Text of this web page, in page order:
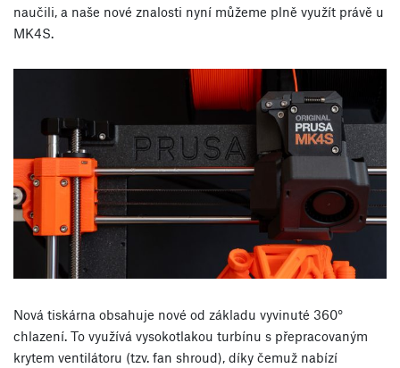
naučili, a naše nové znalosti nyní můžeme plně využít právě u
MK4S.
Nová tiskárna obsahuje nové od základu vyvinuté 360°
chlazení. To využívá vysokotlakou turbínu s přepracovaným
krytem ventilátoru (tzv. fan shroud), díky čemuž nabízí